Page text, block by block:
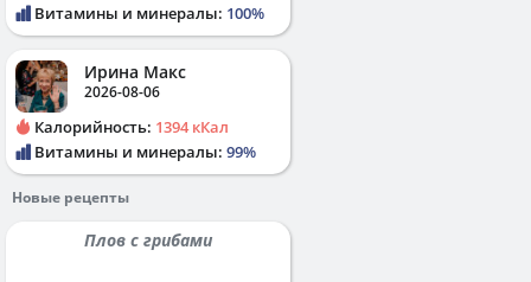
Витамины и минералы: 100%
Ирина Макс
2026-08-06
Калорийность: 1394 кКал
Витамины и минералы: 99%
Новые рецепты
Плов с грибами